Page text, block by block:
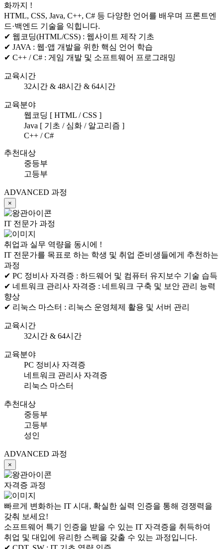
화까지 !
HTML, CSS, Java, C++, C# 등 다양한 언어를 배우며 프론트엔
드·백엔드 기술을 익힙니다.
✔ 웹코딩(HTML/CSS) : 웹사이트 제작 기초
✔ JAVA : 웹·앱 개발을 위한 핵심 언어 학습
✔ C++ / C# : 게임 개발 및 소프트웨어 프로그래밍
교육시간
32시간 & 48시간 & 64시간
교육분야
웹코딩 [ HTML / CSS ]
Java [ 기초 / 심화 / 알고리즘 ]
C++ / C#
추천대상
중등부
고등부
ADVANCED 과정
×
IT 전문가 과정
취업과 실무 역량을 동시에 !
IT 전문가를 목표로 하는 학생 및 취업 준비생들에게 추천하는
과정
✔ PC 정비사 자격증 : 하드웨어 및 컴퓨터 유지보수 기술 습득
✔ 네트워크 관리사 자격증 : 네트워크 구축 및 보안 관리 능력
향상
✔ 리눅스 마스터 : 리눅스 운영체제 활용 및 서버 관리
교육시간
32시간 & 64시간
교육분야
PC 정비사 자격증
네트워크 관리사 자격증
리눅스 마스터
추천대상
중등부
고등부
성인
ADVANCED 과정
×
자격증 과정
빠르게 변화하는 IT 시대, 확실한 실력 인증을 통해 경쟁력을
갖춰 보세요!
소프트웨어 특기 인증을 받을 수 있는 IT 자격증을 취득하여
취업 및 대입에 유리한 스펙을 갖출 수 있는 과정입니다.